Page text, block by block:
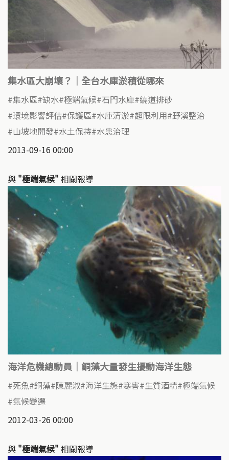
集水區大崩壞？｜全台水庫淤積從哪來
集水區 缺水 極端氣候 石門水庫 繞道排砂
環境影響評估 保護區 水庫清淤 超限利用 野溪整治
山坡地開發 水土保持 水患治理
2013-09-16 00:00
與 "極端氣候" 相關報導
海洋危機總動員｜銅藻大量發生擾動海洋生態
死魚 銅藻 陳麗淑 海洋生態 寒害 生質酒精 極端氣候
氣候變遷
2012-03-26 00:00
與 "極端氣候" 相關報導